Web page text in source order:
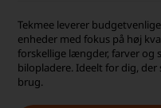
Dansk lager
30 dages returret
Tlf. er lukket uge 27-32
Tekmee leverer
enheder med fokus på høj
forskellige længder, farver
bilopladere. Ideelt for dig,
brug.